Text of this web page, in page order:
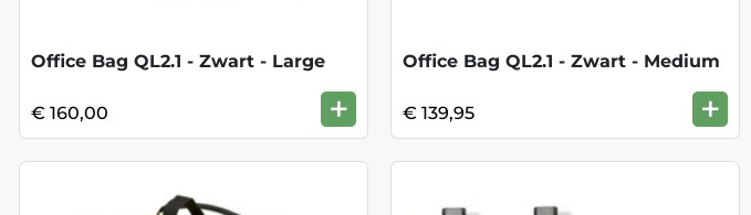
Office Bag QL2.1 - Zwart - Large
€ 160,00 +
Office Bag QL2.1 - Zwart - Medium
€ 139,95 +